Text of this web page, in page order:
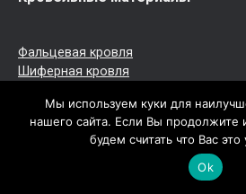
Фальцевая кровля
Шиферная кровля
Медная кровля
Рулонная кровля
Мембранная кровля
Мы используем куки для
нашего сайта. Если Вы продолжите
будем считать что Вас это
Ok